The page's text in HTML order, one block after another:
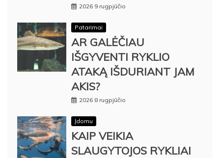
2026 9 rugpjūčio
Patarimai
AR GALĖČIAU
IŠGYVENTI RYKLIO
ATAKĄ IŠDURIANT JAM
AKIS?
2026 8 rugpjūčio
Įdomu
KAIP VEIKIA
SLAUGYTOJOS RYKLIAI